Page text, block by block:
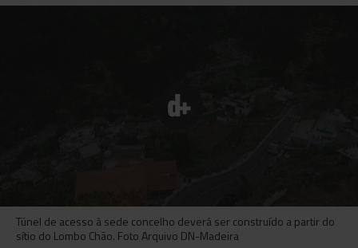
Túnel de acesso à sede concelho deverá ser construído a partir do
sítio do Lombo Chão. Foto Arquivo DN-Madeira